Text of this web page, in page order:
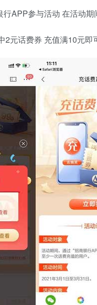
APP参与活动 在活动
2元话费券 充值满10元即